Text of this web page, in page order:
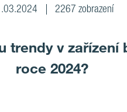
2267 zobrazení
trendy v zařízení
roce 2024?